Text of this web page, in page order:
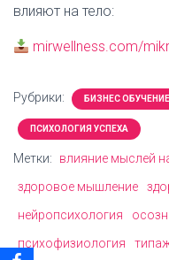
влияют на тело:
mirwellness.com/
Рубрики: БИЗНЕС ОБУЧЕНИЕ
ПСИХОЛОГИЯ УСПЕХА
Метки: влияние мыслей
здоровое мышление
нейропсихология
психофизиология